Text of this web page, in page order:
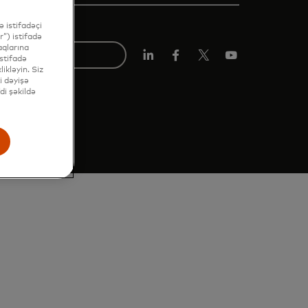
istifadəçi
istifadə
Siz
dəyişə
şəkildə